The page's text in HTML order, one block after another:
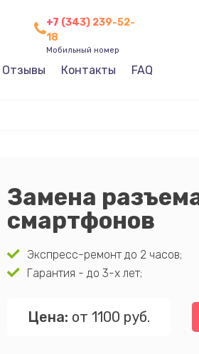
+7 (343) 239-52-
18
Мобильный номер
Отзывы Контакты FAQ
Замена
смартфонов
Экспресс-ремонт до 2 часов;
Гарантия - до 3-х лет;
Цена: от 1100 руб.